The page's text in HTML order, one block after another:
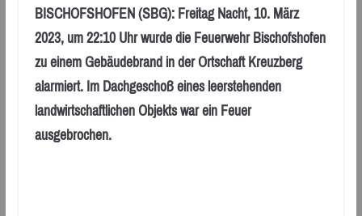
BISCHOFSHOFEN (SBG): Freitag Nacht, 10. März
2023, um 22:10 Uhr wurde die Feuerwehr Bischofshofen
zu einem Gebäudebrand in der Ortschaft Kreuzberg
alarmiert. Im Dachgeschoß eines leerstehenden
landwirtschaftlichen Objekts war ein Feuer
ausgebrochen.